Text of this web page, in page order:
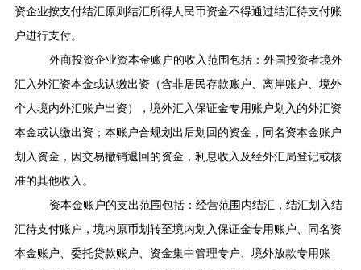
资企业按支付结汇原则结汇所得人民币资金不得通过结汇待支付账
户进行支付。
外商投资企业资本金账户的收入范围包括：外国投资者境外
汇入外汇资本金或认缴出资（含非居民存款账户、离岸账户、境外
个人境内外汇账户出资），境外汇入保证金专用账户划入的外汇资
本金或认缴出资；本账户合规划出后划回的资金，同名资本金账户
划入资金，因交易撤销退回的资金，利息收入及经外汇局登记或核
准的其他收入。
资本金账户的支出范围包括：经营范围内结汇，结汇划入结
汇待支付账户，境内原币划转至境内划入保证金专用账户、同名资
本金账户、委托贷款账户、资金集中管理专户、境外放款专用账